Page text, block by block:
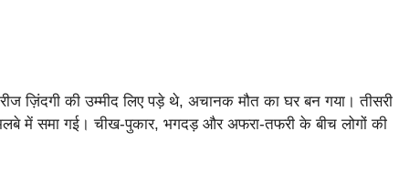
ज़िंदगी की उम्मीद लिए पड़े थे, अचानक मौत का घर बन गया। तीसरी
में समा गई। चीख-पुकार, भगदड़ और अफरा-तफरी के बीच लोगों की